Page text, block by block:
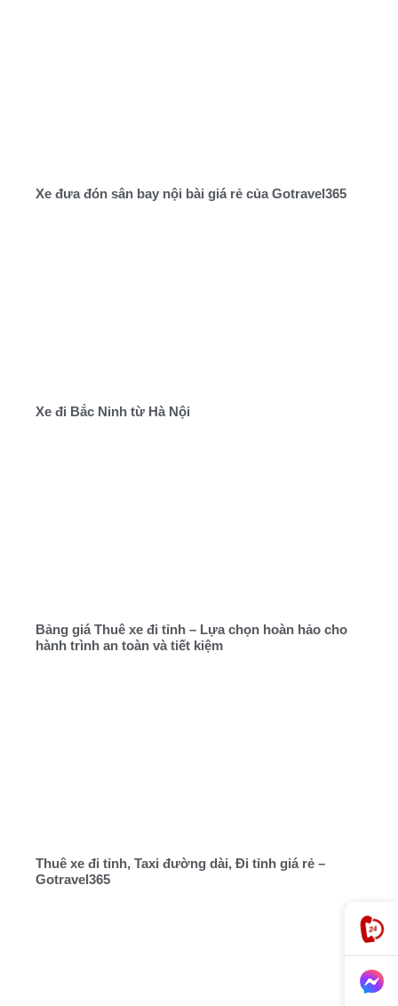
Xe đưa đón sân bay nội bài giá rẻ của Gotravel365
Xe đi Bắc Ninh từ Hà Nội
Bảng giá Thuê xe đi tỉnh – Lựa chọn hoàn hảo cho
hành trình an toàn và tiết kiệm
Thuê xe đi tỉnh, Taxi đường dài, Đi tỉnh giá rẻ –
Gotravel365